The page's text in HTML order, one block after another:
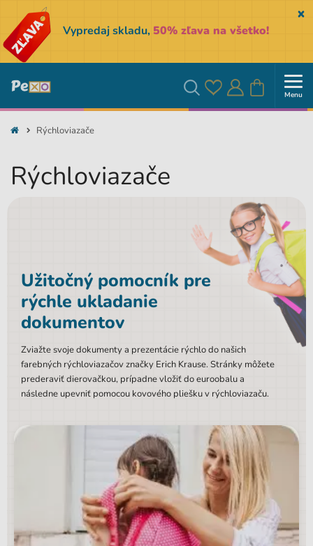
Vypredaj skladu, 50% zľava na všetko!
Vyhľadávanie
Obľúbené
Prihlásiť
Košík Menu
Rýchloviazače
Rýchloviazače
Užitočný pomocník pre
rýchle ukladanie
dokumentov
Zviažte svoje dokumenty a prezentácie rýchlo do našich
farebných rýchloviazačov značky Erich Krause. Stránky môžete
prederaviť dierovačkou, prípadne vložiť do euroobalu a
následne upevniť pomocou kovového pliešku v rýchloviazaču.